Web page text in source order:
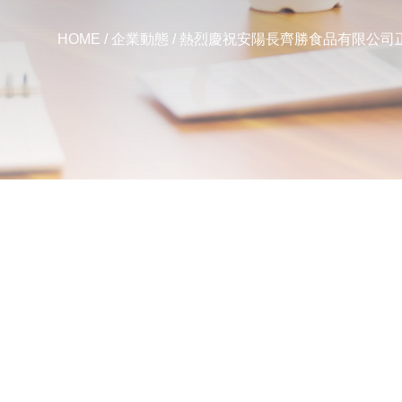
HOME / 企業動態 / 熱烈慶祝安陽長齊勝食品有限公司